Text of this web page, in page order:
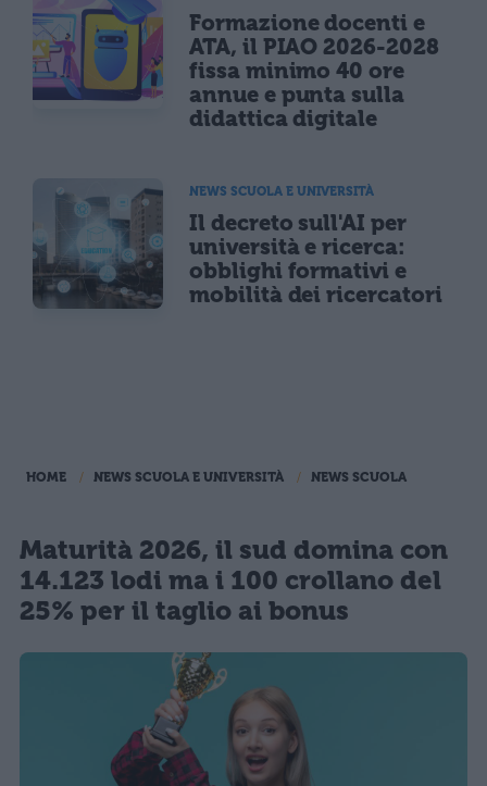
Formazione docenti e
ATA, il PIAO 2026-2028
fissa minimo 40 ore
annue e punta sulla
didattica digitale
NEWS SCUOLA E UNIVERSITÀ
Il decreto sull'AI per
università e ricerca:
obblighi formativi e
mobilità dei ricercatori
HOME NEWS SCUOLA E UNIVERSITÀ NEWS SCUOLA
Maturità 2026, il sud domina con
14.123 lodi ma i 100 crollano del
25% per il taglio ai bonus